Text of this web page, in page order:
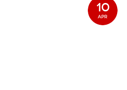
10
APR